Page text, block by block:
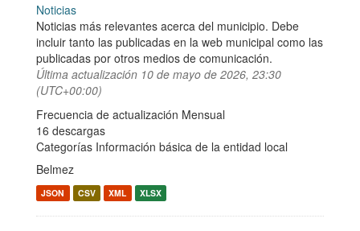
Noticias
Noticias más relevantes acerca del municipio. Debe
incluir tanto las publicadas en la web municipal como las
publicadas por otros medios de comunicación.
Última actualización 10 de mayo de 2026, 23:30
(UTC+00:00)
Frecuencia de actualización Mensual
16 descargas
Categorías Información básica de la entidad local
Belmez
JSON CSV XML XLSX